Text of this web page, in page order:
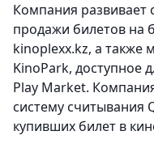
Компания развивает
продажи билетов на
kinoplexx.kz, а также
KinoPark, доступное
Play Market.
систему считывания
купивших билет в